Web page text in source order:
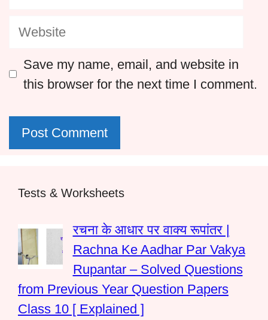
Website
Save my name, email, and website in
this browser for the next time I comment.
Tests & Worksheets
रचना के आधार पर वाक्य रूपांतर |
Rachna Ke Aadhar Par Vakya
Rupantar – Solved Questions
from Previous Year Question Papers
Class 10 [ Explained ]